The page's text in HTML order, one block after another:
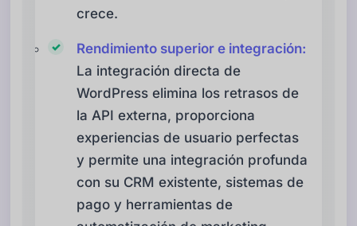
crece.
Rendimiento superior e integración:
La integración directa de
WordPress elimina los retrasos de
la API externa, proporciona
experiencias de usuario perfectas
y permite una integración profunda
con su CRM existente, sistemas de
pago y herramientas de